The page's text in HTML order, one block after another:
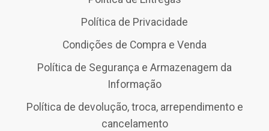
Política de Privacidade
Condições de Compra e Venda
Política de Segurança e Armazenagem da
Informação
Política de devolução, troca, arrependimento e
cancelamento